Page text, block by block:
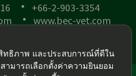
+66-2-903-3354
www.bec-vet.com
ทธิภาพ และประสบการณ์ที่ดีใน
ามารถเลือกตั้งค่าความยินยอม